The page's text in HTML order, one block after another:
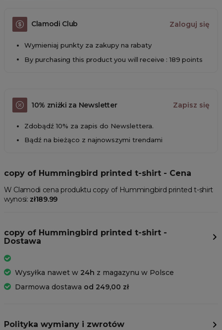
Clamodi Club Zaloguj się
Wymieniaj punkty za zakupy na rabaty
By purchasing this product you will receive : 189 points
10% zniżki za Newsletter Zapisz się
Zdobądź 10% za zapis do Newslettera.
Bądź na bieżąco z najnowszymi trendami
copy of Hummingbird printed t-shirt - Cena
W Clamodi cena produktu copy of Hummingbird printed t-shirt
wynosi: zł189.99
copy of Hummingbird printed t-shirt -
Dostawa
Wysyłka nawet w 24h z magazynu w Polsce
Darmowa dostawa od 249,00 zł
Polityka wymiany i zwrotów